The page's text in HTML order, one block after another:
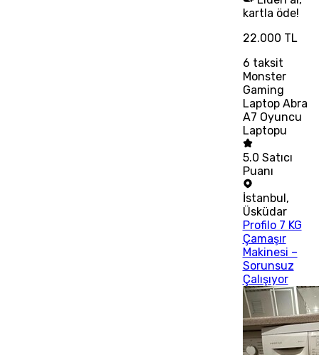
kartla öde!
22.000 TL
6 taksit
Monster
Gaming
Laptop Abra
A7 Oyuncu
Laptopu
5.0 Satıcı
Puanı
İstanbul,
Üsküdar
Profilo 7 KG
Çamaşır
Makinesi –
Sorunsuz
Çalışıyor